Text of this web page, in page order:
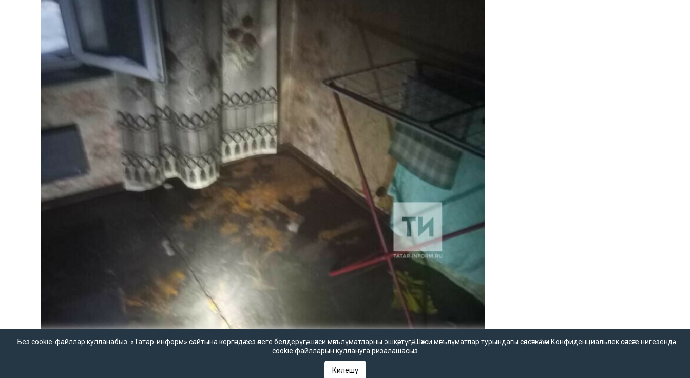
Без cookie-файллар кулланабыз. «Татар-информ» сайтына кергәндә сез әлеге белдерүгә,шәхси мәгълүматларны эшкәртүгә,Шәхси мәгълүматлар турындагы сәясәткәһәм Конфиденциальлек сәясәте нигезендә
cookie файлларын куллануга ризалашасыз
Килешү